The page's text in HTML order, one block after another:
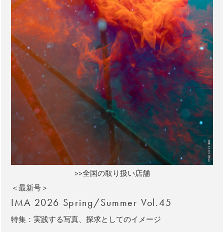
>>全国の取り扱い店舗
＜最新号＞
IMA 2026 Spring/Summer Vol.45
特集：実践する写真、探求としてのイメージ